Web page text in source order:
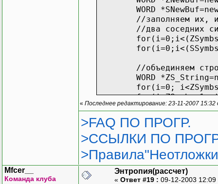
WORD
//заполняем их,
//два соседних
//объединяем
WORD
for(i=0;
for(i=ZSymbs-1;
//считаем
double
delete []
delete []
delete []
return en;
« Последнее редактирование: 23-11-2007 15:32
>FAQ ПО ПРОГР.
>ССЫЛКИ ПО
Mfcer__
Команда клуба
Энтропия(рассчет)
« Ответ #19 : 09-12-2003